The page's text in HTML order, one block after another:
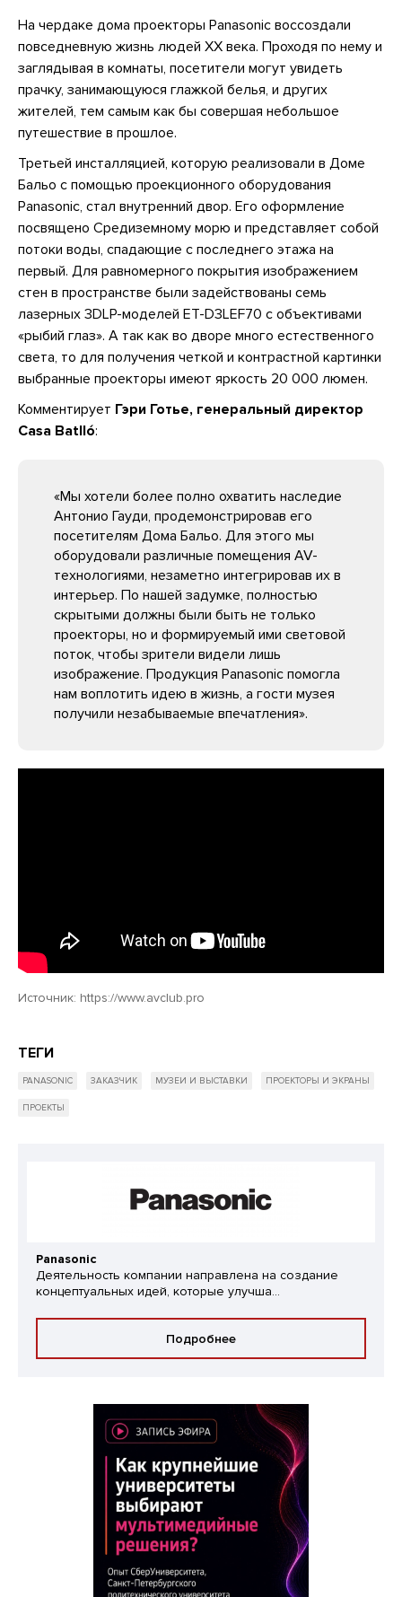
На чердаке дома проекторы Panasonic воссоздали
повседневную жизнь людей XX века. Проходя по нему и
заглядывая в комнаты, посетители могут увидеть
прачку, занимающуюся глажкой белья, и других
жителей, тем самым как бы совершая небольшое
путешествие в прошлое.
Третьей инсталляцией, которую реализовали в Доме
Бальо с помощью проекционного оборудования
Panasonic, стал внутренний двор. Его оформление
посвящено Средиземному морю и представляет собой
потоки воды, спадающие с последнего этажа на
первый. Для равномерного покрытия изображением
стен в пространстве были задействованы семь
лазерных 3DLP-моделей ET-D3LEF70 с объективами
«рыбий глаз». А так как во дворе много естественного
света, то для получения четкой и контрастной картинки
выбранные проекторы имеют яркость 20 000 люмен.
Комментирует Гэри Готье, генеральный директор
Casa Batlló:
«Мы хотели более полно охватить наследие
Антонио Гауди, продемонстрировав его
посетителям Дома Бальо. Для этого мы
оборудовали различные помещения AV-
технологиями, незаметно интегрировав их в
интерьер. По нашей задумке, полностью
скрытыми должны были быть не только
проекторы, но и формируемый ими световой
поток, чтобы зрители видели лишь
изображение. Продукция Panasonic помогла
нам воплотить идею в жизнь, а гости музея
получили незабываемые впечатления».
Источник: https://www.avclub.pro
ТЕГИ
PANASONIC ЗАКАЗЧИК МУЗЕИ И ВЫСТАВКИ ПРОЕКТОРЫ И ЭКРАНЫ
ПРОЕКТЫ
Panasonic
Деятельность компании направлена на создание
концептуальных идей, которые улучша...
Подробнее